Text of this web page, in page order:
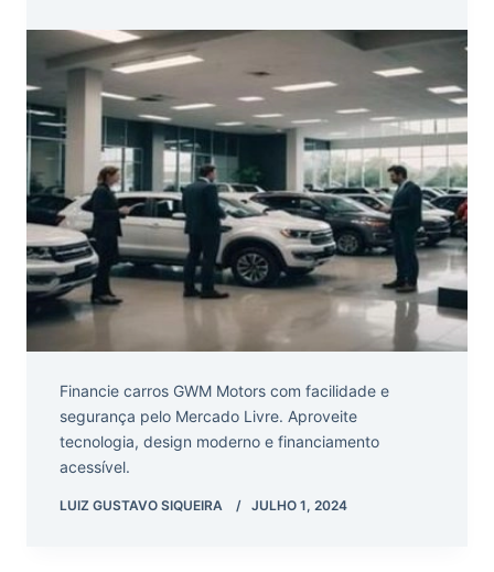
Financie carros GWM Motors com facilidade e
segurança pelo Mercado Livre. Aproveite
tecnologia, design moderno e financiamento
acessível.
LUIZ GUSTAVO SIQUEIRA JULHO 1, 2024